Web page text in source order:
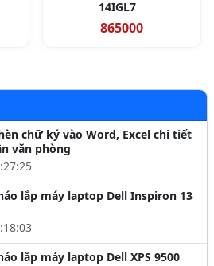
14IGL7
865000
chữ ký vào Word, Excel chi tiết
văn phòng
lắp máy laptop Dell Inspiron 13
lắp máy laptop Dell XPS 9500